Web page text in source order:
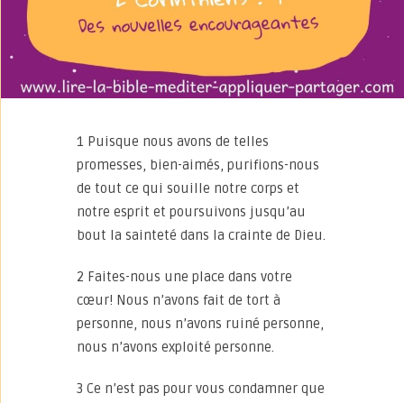
1 Puisque nous avons de telles
promesses, bien-aimés, purifions-nous
de tout ce qui souille notre corps et
notre esprit et poursuivons jusqu’au
bout la sainteté dans la crainte de Dieu.
2 Faites-nous une place dans votre
cœur! Nous n’avons fait de tort à
personne, nous n’avons ruiné personne,
nous n’avons exploité personne.
3 Ce n’est pas pour vous condamner que